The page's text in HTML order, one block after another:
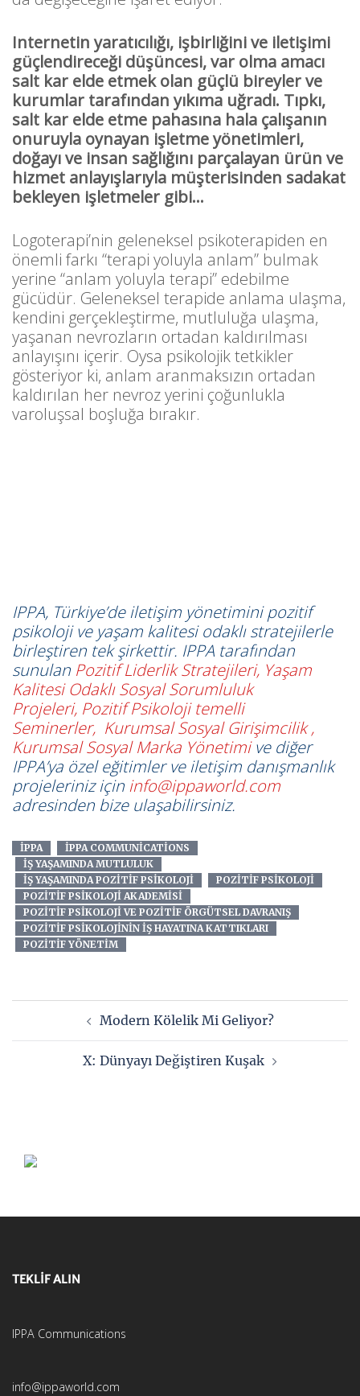
Internetin yaratıcılığı, işbirliğini ve iletişimi
güçlendireceği düşüncesi, var olma amacı
salt kar elde etmek olan güçlü bireyler ve
kurumlar tarafından yıkıma uğradı. Tıpkı,
salt kar elde etme pahasına hala çalışanın
onuruyla oynayan işletme yönetimleri,
doğayı ve insan sağlığını parçalayan ürün ve
hizmet anlayışlarıyla müşterisinden sadakat
bekleyen işletmeler gibi…
Logoterapi’nin geleneksel psikoterapiden en
önemli farkı “terapi yoluyla anlam” bulmak
yerine “anlam yoluyla terapi” edebilme
gücüdür. Geleneksel terapide anlama ulaşma,
kendini gerçekleştirme, mutluluğa ulaşma,
yaşanan nevrozların ortadan kaldırılması
anlayışını içerir. Oysa psikolojik tetkikler
gösteriyor ki, anlam aranmaksızın ortadan
kaldırılan her nevroz yerini çoğunlukla
varoluşsal boşluğa bırakır.
IPPA, Türkiye’de iletişim yönetimini pozitif
psikoloji ve yaşam kalitesi odaklı stratejilerle
birleştiren tek şirkettir. IPPA tarafından
sunulan Pozitif Liderlik Stratejileri, Yaşam
Kalitesi Odaklı Sosyal Sorumluluk
Projeleri, Pozitif Psikoloji temelli
Seminerler, Kurumsal Sosyal Girişimcilik,
Kurumsal Sosyal Marka Yönetimive diğer
IPPA’ya özel eğitimler ve iletişim danışmanlık
projeleriniz için info@ippaworld.com
adresinden bize ulaşabilirsiniz.
IPPA
IPPA COMMUNICATIONS
IŞ YAŞAMINDA MUTLULUK
IŞ YAŞAMINDA POZITIF PSIKOLOJI
POZITIF PSIKOLOJI
POZITIF PSIKOLOJI AKADEMISI
POZITIF PSIKOLOJI VE POZITIF ÖRGÜTSEL DAVRANIŞ
POZITIF PSIKOLOJININ IŞ HAYATINA KATTIKLARI
POZITIF YÖNETIM
dolaşımı
Modern Kölelik Mi Geliyor?
X: Dünyayı Değiştiren Kuşak
TEKLİF ALIN
IPPA Communications
info@ippaworld.com